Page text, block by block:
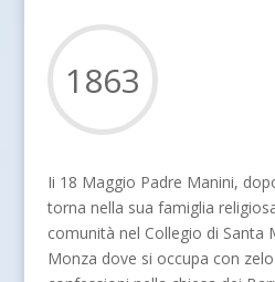
1863
Ii 18 Maggio Padre Manini,
torna nella sua famiglia
comunità nel Collegio di Santa
Monza dove si occupa con